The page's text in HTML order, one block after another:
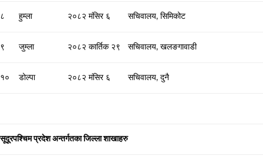
८ हुम्ला २०८२ मंसिर ६ सचिवालय, सिमिकोट
९ जुम्ला २०८२ कार्तिक २९ सचिवालय, खलङगावाडी
१० डोल्पा २०८२ मंसिर ६ सचिवालय, दुनै
सूदूरपश्चिम प्रदेश अन्तर्गतका जिल्ला शाखाहरु